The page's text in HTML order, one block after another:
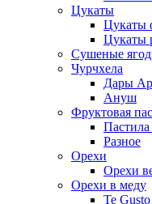
Цукаты
Цукаты
Цукаты
Сушеные
Чурчхела
Дары
Ануш
Фруктовая
Пастила
Разное
Орехи
Орехи
Орехи в меду
Te Gusto